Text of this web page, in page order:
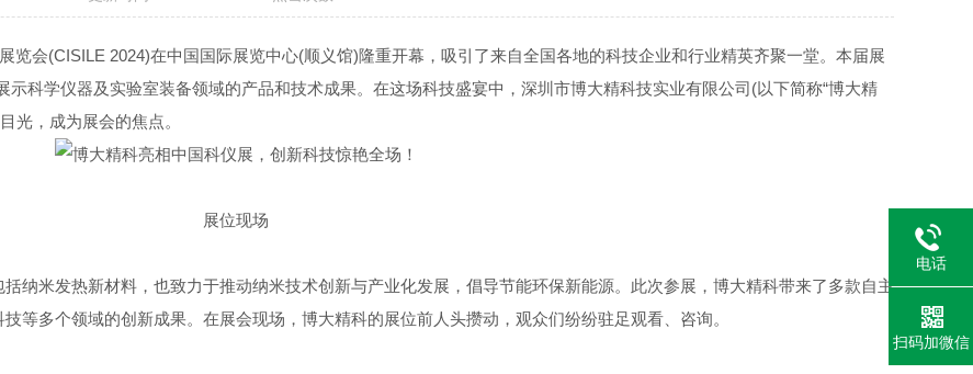
览会(CISILE 2024)在中国国际展览中心(顺义馆)隆重开幕，吸引了来自全国各地的科技企业和行业精英齐聚一堂。本届展
科学仪器及实验室装备领域的产品和技术成果。在这场科技盛宴中，深圳市博大精科技实业有限公司(以下简称“博大精
光，成为展会的焦点。
展位现场
米发热新材料，也致力于推动纳米技术创新与产业化发展，倡导节能环保新能源。此次参展，博大精科带来了多款自主
等多个领域的创新成果。在展会现场，博大精科的展位前人头攒动，观众们纷纷驻足观看、咨询。
电话
扫码加微信